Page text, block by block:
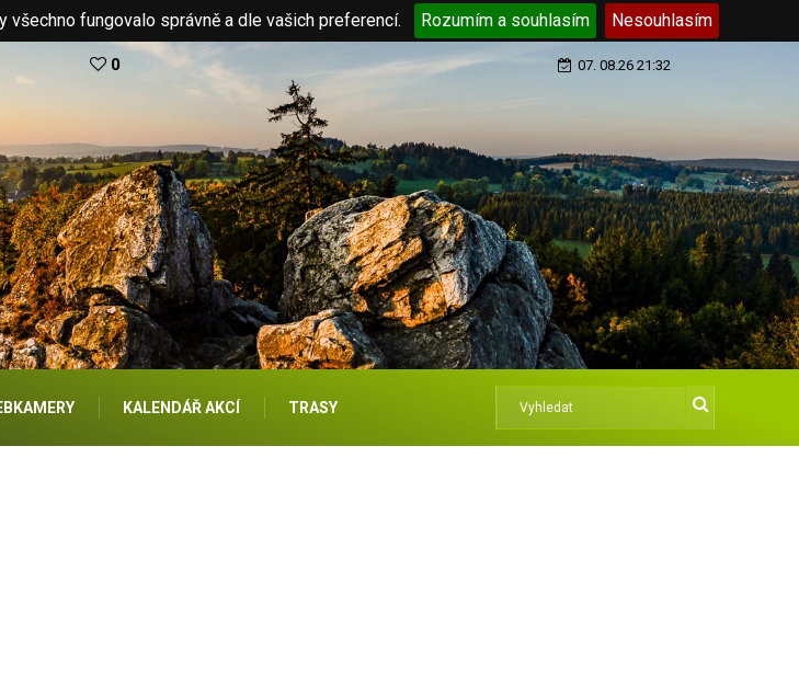
fungovalo správně a dle vašich preferencí. Rozumím a souhlasím Nesouhlasím
0 07. 08.26 21:32
KALENDÁŘ AKCÍ TRASY